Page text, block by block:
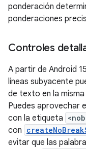
ponderación
ponderaciones
Controles
A partir de Android
líneas subyacente
de texto en la
Puedes aprovechar
con la etiqueta
con
evitar que las